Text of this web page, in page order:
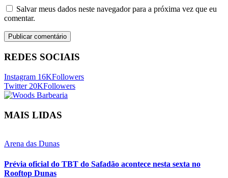
Salvar meus dados neste navegador para a próxima vez que eu
comentar.
REDES SOCIAIS
Instagram 16KFollowers
Twitter 20KFollowers
MAIS LIDAS
Arena das Dunas
Prévia oficial do TBT do Safadão acontece nesta sexta no
Rooftop Dunas